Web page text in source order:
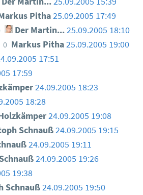
Pitha25.09.2005 17:49
Der Martin...25.09.2005 18:10
0 Markus Pitha25.09.2005 19:00
17:51
17:59
24.09.2005 18:23
18:28
24.09.2005 19:08
Schnauß24.09.2005 19:15
24.09.2005 19:11
24.09.2005 19:26
19:38
Schnauß24.09.2005 19:50